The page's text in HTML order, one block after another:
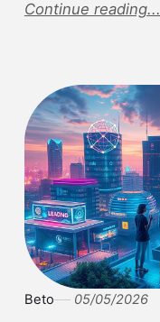
Continue reading...
Beto 05/05/2026